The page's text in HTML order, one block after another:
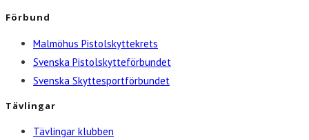
Förbund
Malmöhus Pistolskyttekrets
Svenska Pistolskytteförbundet
Svenska Skyttesportförbundet
Tävlingar
Tävlingar klubben